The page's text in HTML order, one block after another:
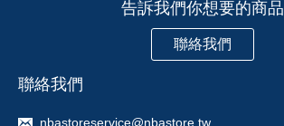
告訴我們你想要的商品
聯絡我們
聯絡我們
nbastoreservice@nbastore.tw